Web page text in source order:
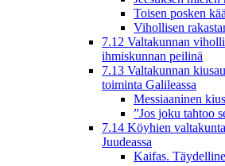
Toisen posken
Vihollisen
7.12 Valtakunnan
ihmiskunnan peilinä
7.13 Valtakunnan
toiminta Galileassa
Messiaaninen
”Jos joku tahtoo
7.14 Köyhien
Juudeassa
Kaifas.